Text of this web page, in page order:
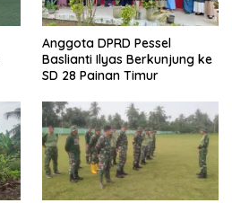
Anggota DPRD Pessel
Baslianti Ilyas Berkunjung ke
SD 28 Painan Timur